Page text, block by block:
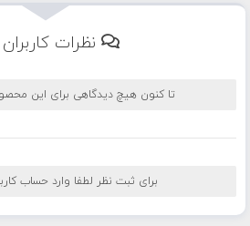
نظرات
تا کنون هیچ دیدگاهی برای این
برای ثبت نظر لطفا وارد حساب